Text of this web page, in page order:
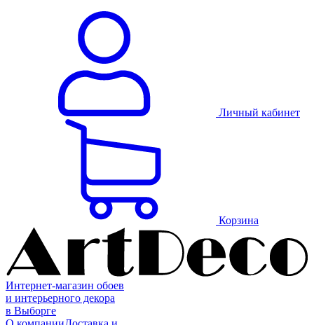
Личный кабинет
Корзина
Интернет-магазин обоев
и интерьерного декора
в Выборге